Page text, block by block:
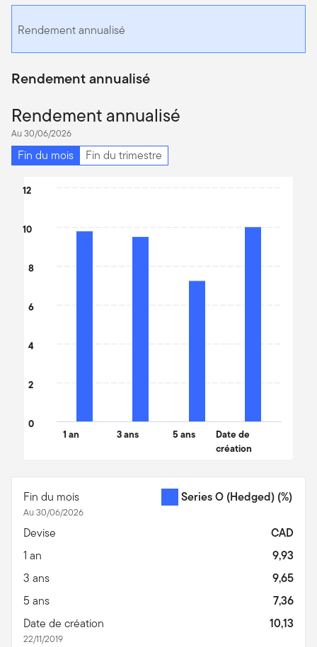
Rendement annualisé
Rendement annualisé
Rendement annualisé
Au 30/06/2026
Fin du mois
Fin du trimestre
Chart
The chart has 1 X axis displaying categories.
1 an 3 ans 5 ans
Date de
création
0
2
4
6
8
10
12
Fin du mois
Au 30/06/2026
Series O (Hedged) (%)
Devise
CAD
1 an
9,93
3 ans
9,65
5 ans
7,36
Date de création
22/11/2019
10,13